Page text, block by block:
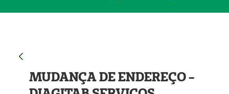
MUDANÇA DE ENDEREÇO -